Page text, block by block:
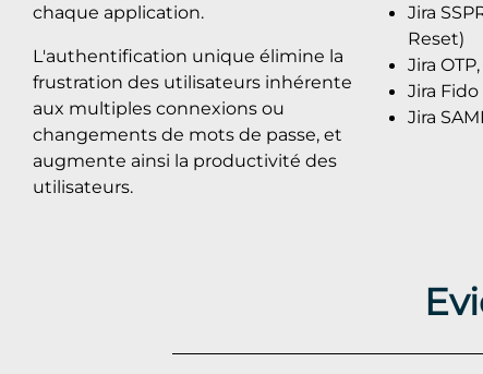
chaque application.
L'authentification unique élimine la
frustration des utilisateurs inhérente
aux multiples connexions ou
changements de mots de passe, et
augmente ainsi la productivité des
utilisateurs.
Jira
Reset)
Jira
Jira Fido
Jira